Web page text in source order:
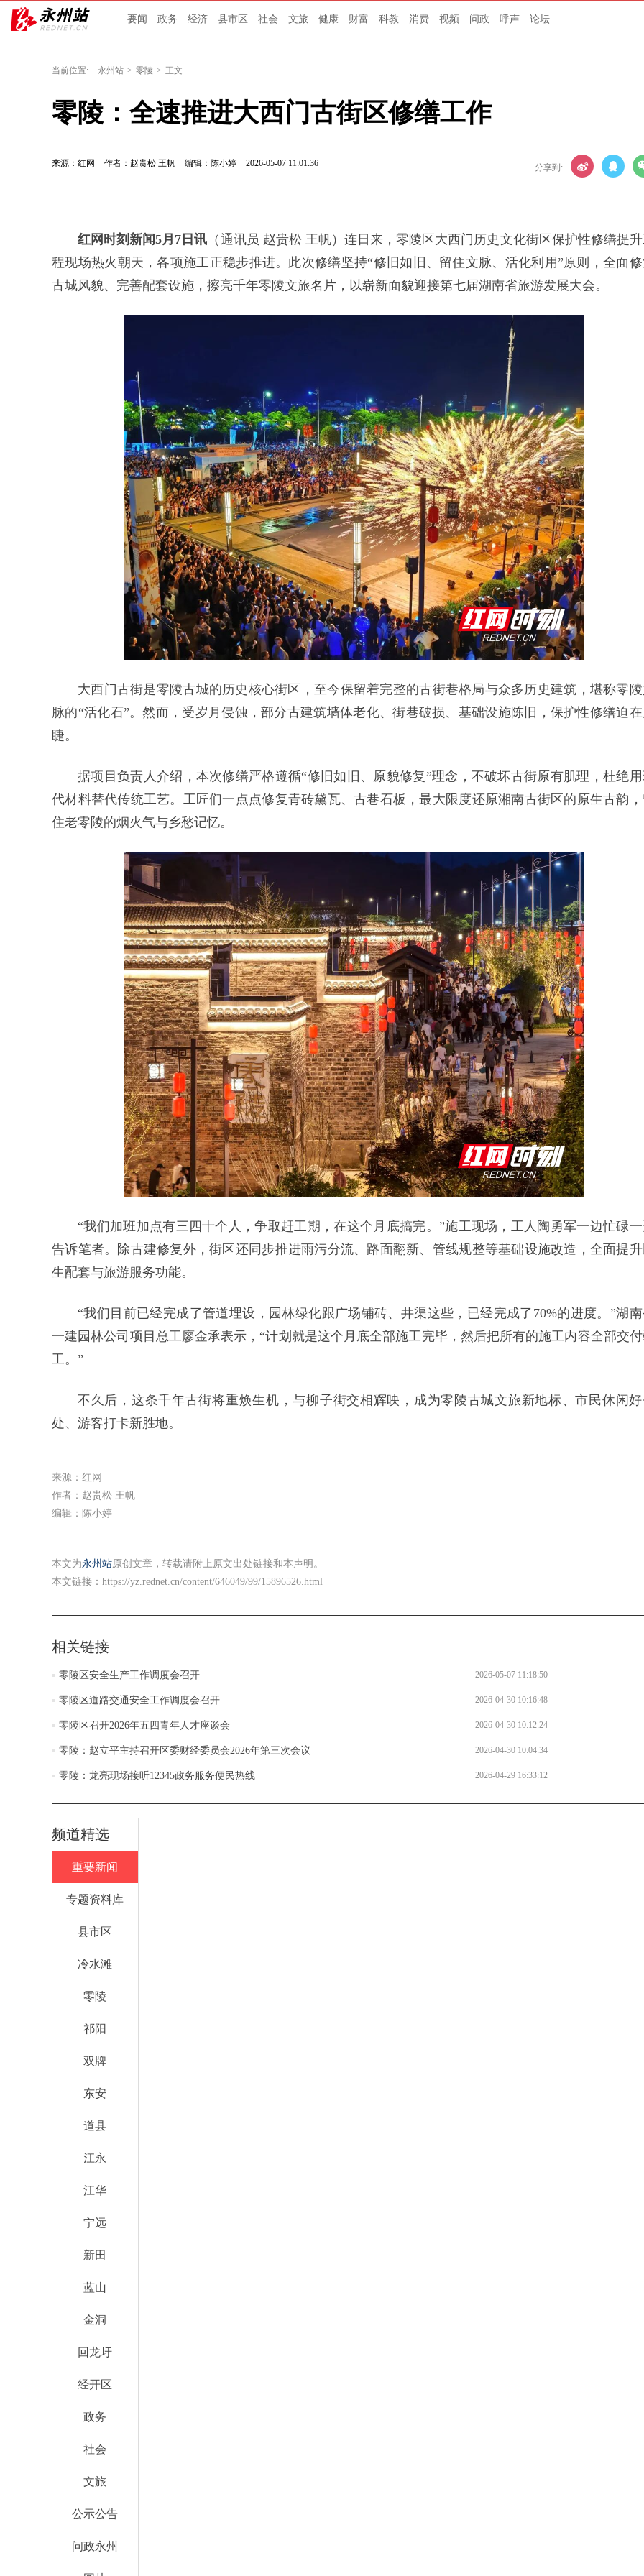
要闻 政务 经济 县市区 社会 文旅 健康 财富 科教 消费 视频 问政 呼声 论坛
当前位置: 永州站 > 零陵 > 正文
零陵：全速推进大西门古街区修缮工作
来源：红网 作者：赵贵松 王帆 编辑：陈小婷 2026-05-07 11:01:36 分享到:
红网时刻新闻5月7日讯 （通讯员 赵贵松 王帆）连日来，零陵区大西门历史文化街区保护性修缮提
程现场热火朝天，各项施工正稳步推进。此次修缮坚持“修旧如旧、留住文脉、活化利用”原则，全面修
古城风貌、完善配套设施，擦亮千年零陵文旅名片，以崭新面貌迎接第七届湖南省旅游发展大会。
大西门古街是零陵古城的历史核心街区，至今保留着完整的古街巷格局与众多历史建筑，堪称零
脉的“活化石”。然而，受岁月侵蚀，部分古建筑墙体老化、街巷破损、基础设施陈旧，保护性修缮迫
睫。
据项目负责人介绍，本次修缮严格遵循“修旧如旧、原貌修复”理念，不破坏古街原有肌理，杜绝
代材料替代传统工艺。工匠们一点点修复青砖黛瓦、古巷石板，最大限度还原湘南古街区的原生古韵，
住老零陵的烟火气与乡愁记忆。
“我们加班加点有三四十个人，争取赶工期，在这个月底搞完。”施工现场，工人陶勇军一边忙碌一
告诉笔者。除古建修复外，街区还同步推进雨污分流、路面翻新、管线规整等基础设施改造，全面提
生配套与旅游服务功能。
“我们目前已经完成了管道埋设，园林绿化跟广场铺砖、井渠这些，已经完成了70%的进度。”湖
一建园林公司项目总工廖金承表示，“计划就是这个月底全部施工完毕，然后把所有的施工内容全部交
工。”
不久后，这条千年古街将重焕生机，与柳子街交相辉映，成为零陵古城文旅新地标、市民休闲
处、游客打卡新胜地。
来源：红网
作者：赵贵松 王帆
编辑：陈小婷
本文为永州站原创文章，转载请附上原文出处链接和本声明。
本文链接： https://yz.rednet.cn/content/646049/99/15896526.html
相关链接
零陵区安全生产工作调度会召开 2026-05-07 11:18:50
零陵区道路交通安全工作调度会召开 2026-04-30 10:16:48
零陵区召开2026年五四青年人才座谈会 2026-04-30 10:12:24
零陵：赵立平主持召开区委财经委员会2026年第三次会议 2026-04-30 10:04:34
零陵：龙亮现场接听12345政务服务便民热线 2026-04-29 16:33:12
频道精选
重要新闻
专题资料库
县市区
冷水滩
零陵
祁阳
双牌
东安
道县
江永
江华
宁远
新田
蓝山
金洞
回龙圩
经开区
政务
社会
文旅
公示公告
问政永州